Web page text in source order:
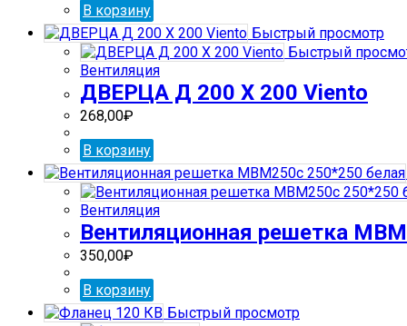
В корзину
Быстрый просмотр
Быстрый
Вентиляция
ДВЕРЦА Д 200 Х 200 Viento
268,00₽
В корзину
Вентиляция
Вентиляционная решетка
350,00₽
В корзину
Быстрый просмотр